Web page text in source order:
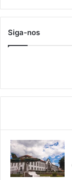
Siga-nos